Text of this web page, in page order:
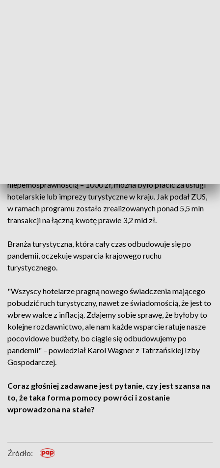
niepełnosprawnością – 1000 zł, można było płacić za usługi
hotelarskie lub imprezy turystyczne w kraju. Jak podał ZUS,
w ramach programu zostało zrealizowanych ponad 5,5 mln
transakcji na łączną kwotę prawie 3,2 mld zł.
Branża turystyczna, która cały czas odbudowuje się po
pandemii, oczekuje wsparcia krajowego ruchu
turystycznego.
"Wszyscy hotelarze pragną nowego świadczenia mającego
pobudzić ruch turystyczny, nawet ze świadomością, że jest to
wbrew walce z inflacją. Zdajemy sobie sprawę, że byłoby to
kolejne rozdawnictwo, ale nam każde wsparcie ratuje nasze
pocovidowe budżety, bo ciągle się odbudowujemy po
pandemii" – powiedział Karol Wagner z Tatrzańskiej Izby
Gospodarczej.
Coraz głośniej zadawane jest pytanie, czy jest szansa na
to, że taka forma pomocy powróci i zostanie
wprowadzona na stałe?
Źródło: